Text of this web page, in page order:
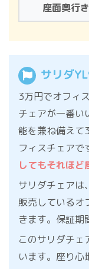
座面奥行
サリダ
3万円でオフィ
チェアが一番い
能を兼ね備えて
フィスチェアで
してもそれほど
サリダチェアは
販売しているオ
きます。保証期
このサリダチェ
います。座り心